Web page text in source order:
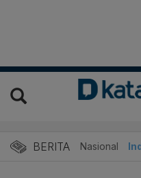
BERITA Nasional